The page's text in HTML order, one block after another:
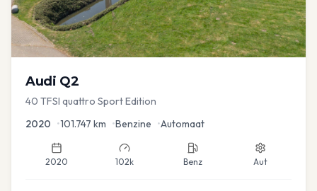
Audi Q2
40 TFSI quattro Sport Edition
2020 •101.747 km •Benzine •Automaat
2020 102k Benz Aut